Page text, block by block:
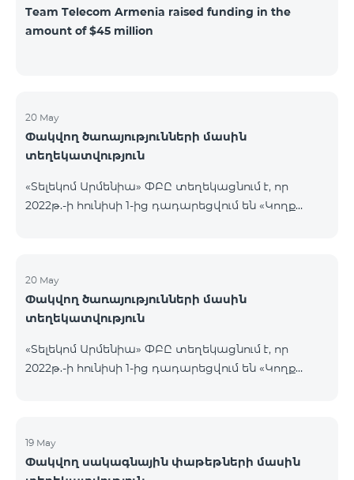
Team Telecom Armenia raised funding in the
amount of $45 million
20 May
Փակվող ծառայությունների մասին
տեղեկատվություն
«Տելեկոմ Արմենիա» ՓԲԸ տեղեկացնում է, որ
2022թ.-ի հունիսի 1-ից դադարեցվում են «Կողք
երկարացման հնարավորությունը: Ինչպես նաև
դադարեցվում է «Սիրելի համարներ»
ծառայության նոր միացումները և գործողությունը։
20 May
Փակվող ծառայությունների մասին
տեղեկատվություն
«Տելեկոմ Արմենիա» ՓԲԸ տեղեկացնում է, որ
2022թ.-ի հունիսի 1-ից դադարեցվում են «Կողք
երկարացման հնարավորությունը: Ինչպես նաև
դադարեցվում է «Սիրելի համարներ»
19 May
Փակվող սակագնային փաթեթների մասին